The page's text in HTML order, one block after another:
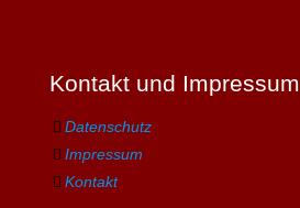
Kontakt und Impressum
Datenschutz
Impressum
Kontakt